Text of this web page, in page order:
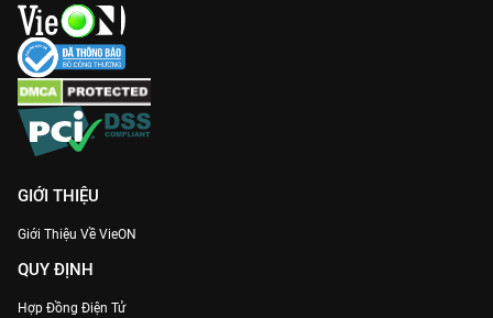
GIỚI THIỆU
Giới Thiệu Về VieON
QUY ĐỊNH
Hợp Đồng Điện Tử